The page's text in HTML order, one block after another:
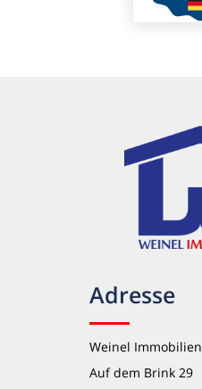
Adresse
Weinel Immobilien
Auf dem Brink 29